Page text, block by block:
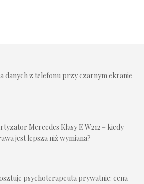
danych z telefonu przy czarnym ekranie
Mercedes Klasy E W212 – kiedy
jest lepsza niż wymiana?
psychoterapeuta prywatnie: cena